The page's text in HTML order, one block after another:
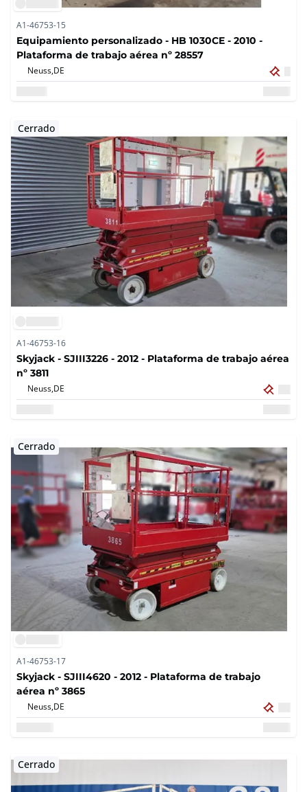
A1-46753-15
Equipamiento personalizado - HB 1030CE - 2010 -
Plataforma de trabajo aérea nº 28557
Neuss,DE
Cerrado
A1-46753-16
Skyjack - SJIII3226 - 2012 - Plataforma de trabajo aérea
nº 3811
Neuss,DE
Cerrado
A1-46753-17
Skyjack - SJIII4620 - 2012 - Plataforma de trabajo
aérea nº 3865
Neuss,DE
Cerrado